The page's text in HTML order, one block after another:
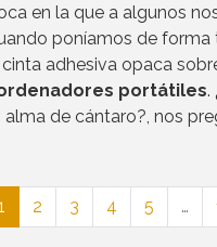
en la que a algunos
poníamos de forma
adhesiva opaca
portátiles.
alma de cántaro?, nos
2 3 4 5 …